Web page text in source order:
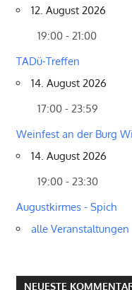
12. August 2026
19:00 - 21:00
TADü-Treffen
14. August 2026
17:00 - 23:59
Weinfest an der Burg
14. August 2026
19:00 - 23:30
Augustkirmes - Spich
alle Veranstaltungen
NEUESTE